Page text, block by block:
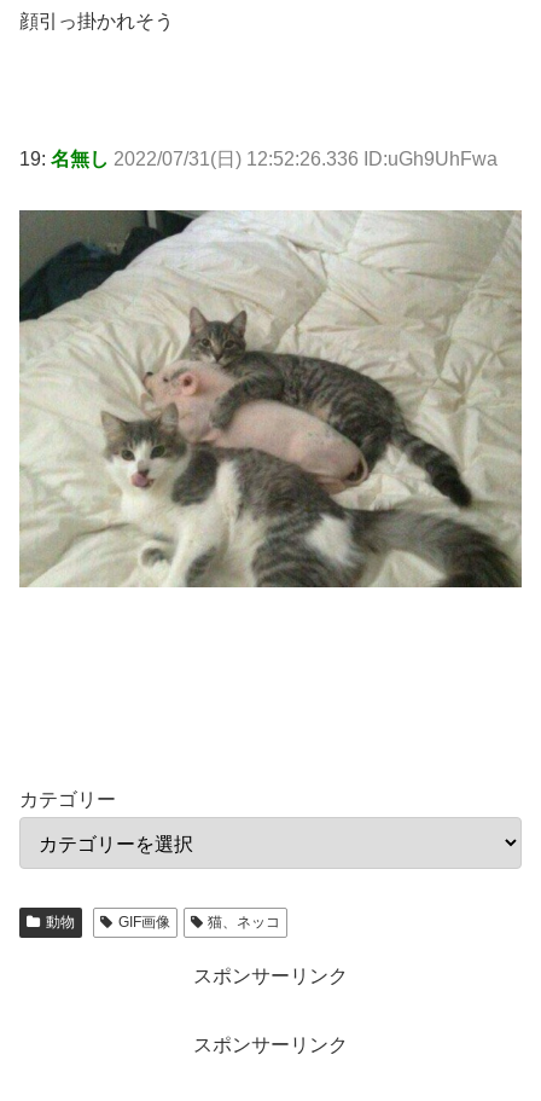
顔引っ掛かれそう
19: 名無し 2022/07/31(日) 12:52:26.336 ID:uGh9UhFwa
カテゴリー
動物 GIF画像 猫、ネッコ
スポンサーリンク
スポンサーリンク